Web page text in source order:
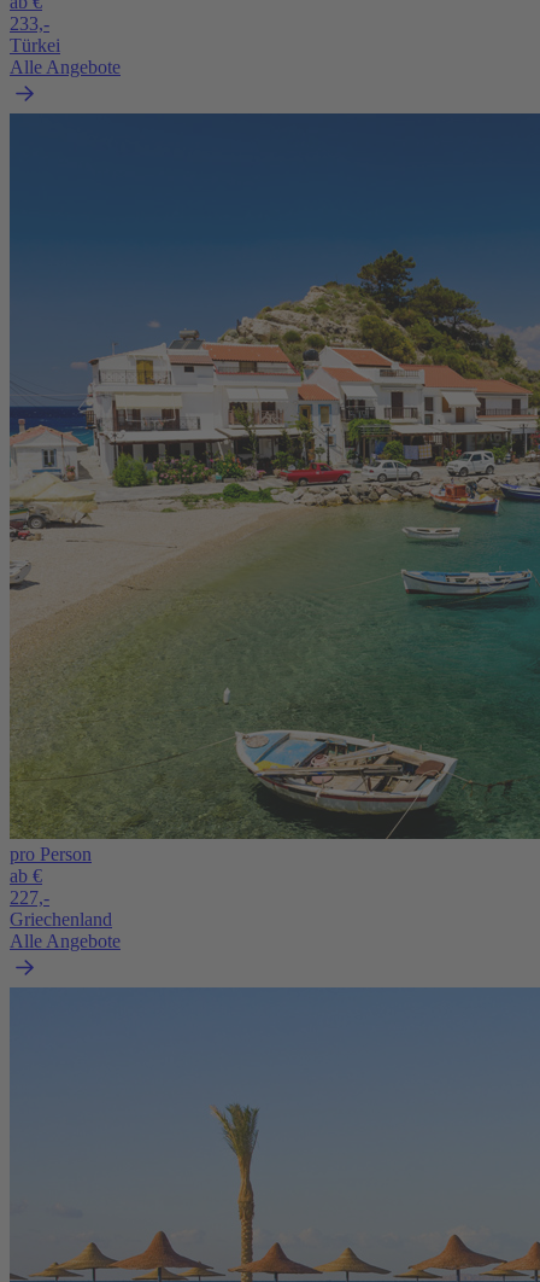
233,-
Türkei
Alle Angebote
pro Person
ab €
227,-
Griechenland
Alle Angebote